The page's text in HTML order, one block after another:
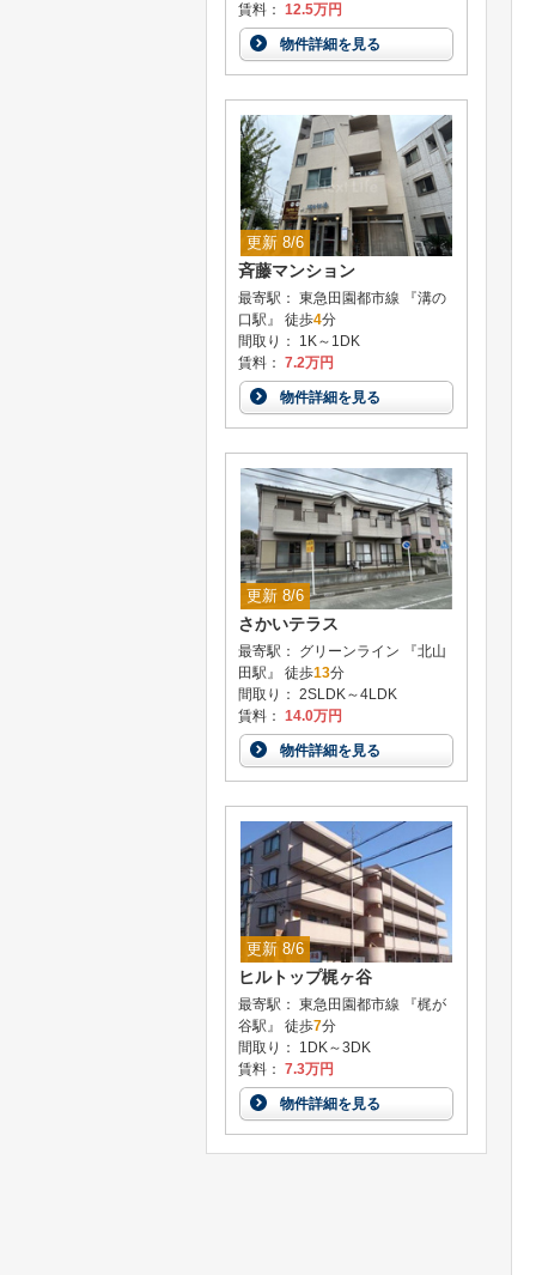
賃料： 12.5万円
物件詳細を見る
更新 8/6
斉藤マンション
最寄駅： 東急田園都市線 『溝の
口駅』 徒歩4分
間取り： 1K～1DK
賃料： 7.2万円
物件詳細を見る
更新 8/6
さかいテラス
最寄駅： グリーンライン 『北山
田駅』 徒歩13分
間取り： 2SLDK～4LDK
賃料： 14.0万円
物件詳細を見る
更新 8/6
ヒルトップ梶ヶ谷
最寄駅： 東急田園都市線 『梶が
谷駅』 徒歩7分
間取り： 1DK～3DK
賃料： 7.3万円
物件詳細を見る